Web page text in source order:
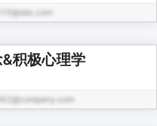
积极心理学